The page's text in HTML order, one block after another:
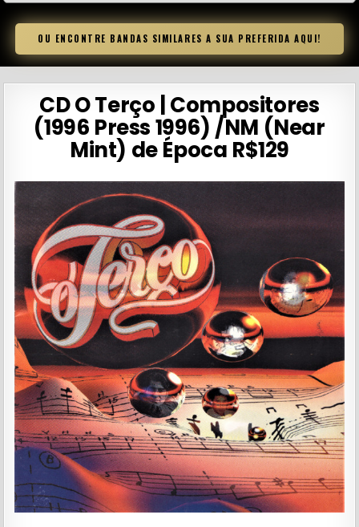
OU ENCONTRE BANDAS SIMILARES A SUA PREFERIDA AQUI!
CD O Terço | Compositores
(1996 Press 1996) /NM (Near
Mint) de Época R$129